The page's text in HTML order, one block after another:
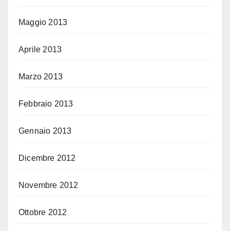
Maggio 2013
Aprile 2013
Marzo 2013
Febbraio 2013
Gennaio 2013
Dicembre 2012
Novembre 2012
Ottobre 2012